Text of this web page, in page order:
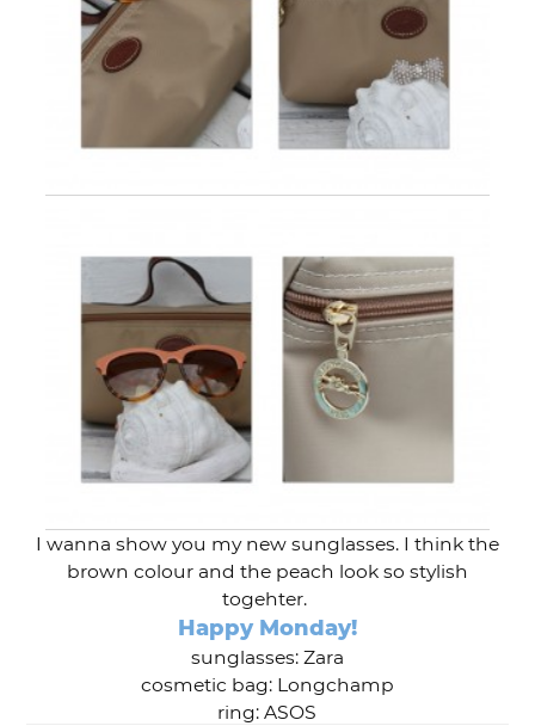
I wanna show you my new sunglasses. I think the
brown colour and the peach look so stylish
togehter.
Happy Monday!
sunglasses: Zara
cosmetic bag: Longchamp
ring: ASOS